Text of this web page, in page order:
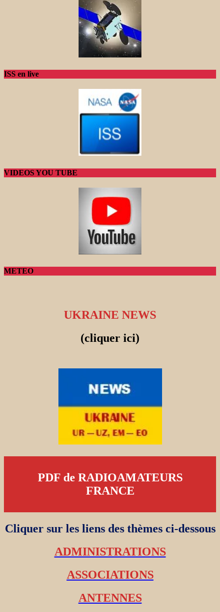
ISS en live
VIDEOS YOU TUBE
METEO
UKRAINE NEWS
(cliquer ici)
PDF de RADIOAMATEURS
FRANCE
Cliquer sur les liens des thèmes ci-dessous
ADMINISTRATIONS
ASSOCIATIONS
ANTENNES